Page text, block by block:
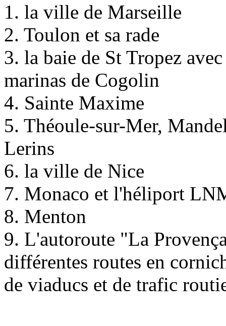
1. la ville de Marseille
2. Toulon et sa rade
3. la baie de St Tropez
marinas de Cogolin
4. Sainte Maxime
5. Théoule-sur-Mer,
Lerins
6. la ville de Nice
7. Monaco et l'héliport
8. Menton
9. L'autoroute "La
différentes routes en
de viaducs et de trafic